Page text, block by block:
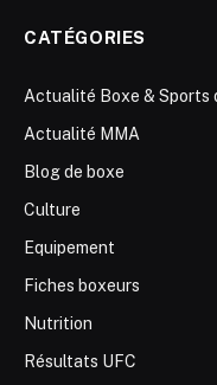
CATÉGORIES
Actualité Boxe & Sports
Actualité MMA
Blog de boxe
Culture
Equipement
Fiches boxeurs
Nutrition
Résultats UFC